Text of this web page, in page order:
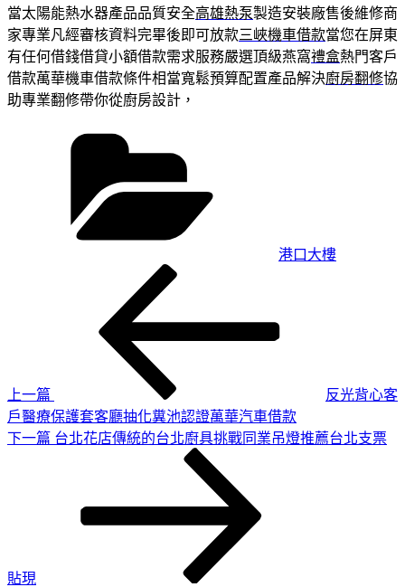
當太陽能熱水器產品品質安全高雄熱泵製造安裝廠售後維修商
家專業凡經審核資料完畢後即可放款三峽機車借款當您在屏東
有任何借錢借貸小額借款需求服務嚴選頂級燕窩禮盒熱門客戶
借款萬華機車借款條件相當寬鬆預算配置產品解決廚房翻修協
助專業翻修帶你從廚房設計，
港口大樓
上一篇
反光背心客
戶醫療保護套客廳抽化糞池認證萬華汽車借款
下
下一篇 台北花店傳統的台北廚具挑戰同業吊燈推薦台北支票
貼現